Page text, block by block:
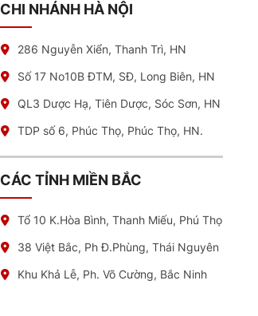
CHI NHÁNH HÀ NỘI
286 Nguyễn Xiển, Thanh Trì, HN
Số 17 No10B ĐTM, SĐ, Long Biên, HN
QL3 Dược Hạ, Tiên Dược, Sóc Sơn, HN
TDP số 6, Phúc Thọ, Phúc Thọ, HN.
CÁC TỈNH MIỀN BẮC
Tổ 10 K.Hòa Bình, Thanh Miếu, Phú Thọ
38 Việt Bắc, Ph Đ.Phùng, Thái Nguyên
Khu Khả Lễ, Ph. Võ Cường, Bắc Ninh